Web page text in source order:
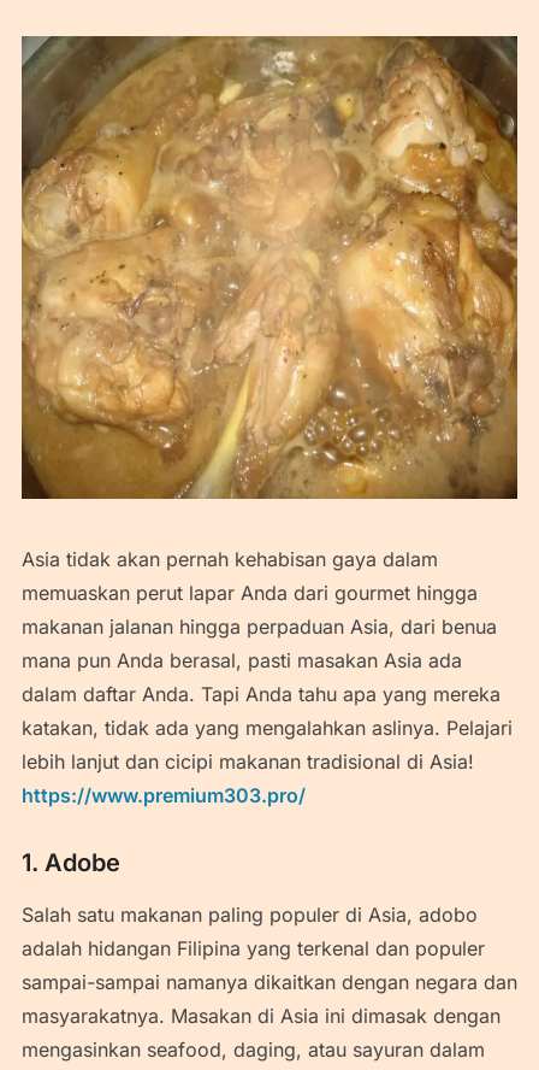
Asia tidak akan pernah kehabisan gaya dalam
memuaskan perut lapar Anda dari gourmet hingga
makanan jalanan hingga perpaduan Asia, dari benua
mana pun Anda berasal, pasti masakan Asia ada
dalam daftar Anda. Tapi Anda tahu apa yang mereka
katakan, tidak ada yang mengalahkan aslinya. Pelajari
lebih lanjut dan cicipi makanan tradisional di Asia!
https://www.premium303.pro/
1. Adobe
Salah satu makanan paling populer di Asia, adobo
adalah hidangan Filipina yang terkenal dan populer
sampai-sampai namanya dikaitkan dengan negara dan
masyarakatnya. Masakan di Asia ini dimasak dengan
mengasinkan seafood, daging, atau sayuran dalam